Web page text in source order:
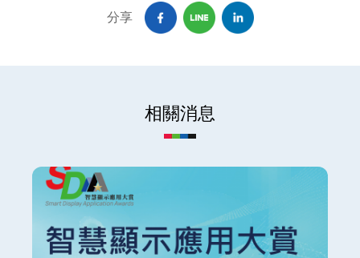
分享
相關消息